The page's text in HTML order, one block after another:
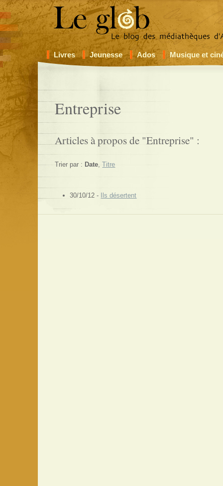
Livres Jeunesse Ados Musique et
Entreprise
Articles à propos de "Entreprise" :
Trier par : Date,Titre
30/10/12 - Ils désertent